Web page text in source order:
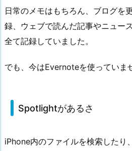
日常のメモはもちろん、ブログを
録、ウェブで読んだ記事やニュー
全て記録していました。
でも、今はEvernoteを使っていま
Spotlightがあるさ
iPhone内のファイルを検索したり